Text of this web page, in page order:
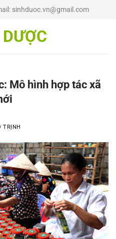
sinhduoc.vn@gmail.com
Mô hình hợp tác xã
TRỊNH